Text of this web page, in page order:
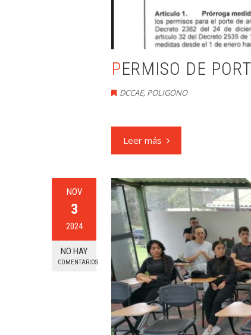
PERMISO DE
DCCAE, POLIGONO
Leer más
NOV
3
2024
NO HAY
COMENTARIOS